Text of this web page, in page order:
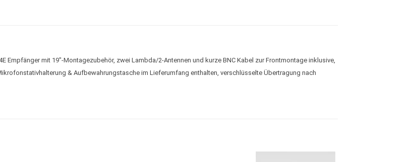
Empfänger mit 19″-Montagezubehör, zwei Lambda/2-Antennen und kurze BNC Kabel zur Frontmontage inklusive,
& Aufbewahrungstasche im Lieferumfang enthalten, verschlüsselte Übertragung nach